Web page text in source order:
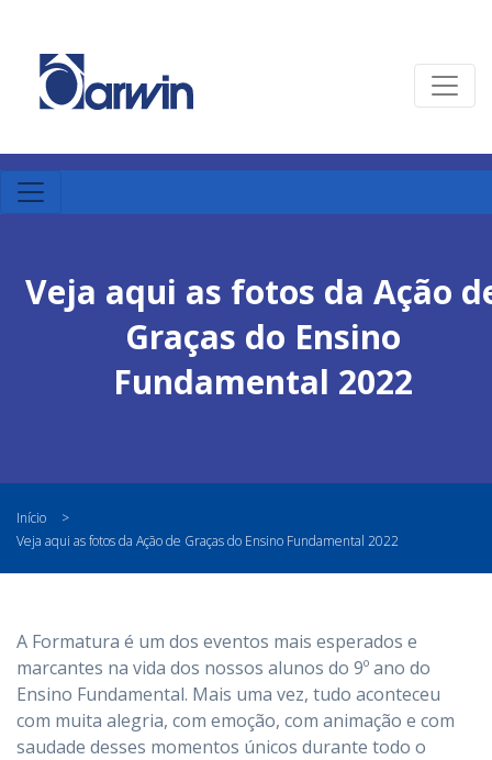
Veja aqui as fotos da Ação
Graças do Ensino
Fundamental 2022
Início
>
Veja aqui as fotos da Ação de Graças do Ensino Fundamental 2022
A Formatura é um dos eventos mais esperados e
marcantes na vida dos nossos alunos do 9º ano do
Ensino Fundamental. Mais uma vez, tudo aconteceu
com muita alegria, com emoção, com animação e com
saudade desses momentos únicos durante todo o